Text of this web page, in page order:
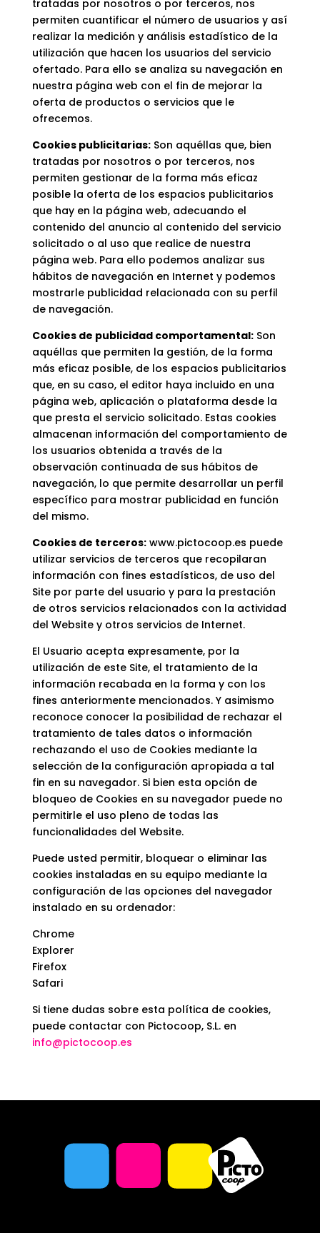
tratadas por nosotros o por terceros, nos
permiten cuantificar el número de usuarios y así
realizar la medición y análisis estadístico de la
utilización que hacen los usuarios del servicio
ofertado. Para ello se analiza su navegación en
nuestra página web con el fin de mejorar la
oferta de productos o servicios que le
ofrecemos.
Cookies publicitarias:Son aquéllas que, bien
tratadas por nosotros o por terceros, nos
permiten gestionar de la forma más eficaz
posible la oferta de los espacios publicitarios
que hay en la página web, adecuando el
contenido del anuncio al contenido del servicio
solicitado o al uso que realice de nuestra
página web. Para ello podemos analizar sus
hábitos de navegación en Internet y podemos
mostrarle publicidad relacionada con su perfil
de navegación.
Cookies de publicidad comportamental:Son
aquéllas que permiten la gestión, de la forma
más eficaz posible, de los espacios publicitarios
que, en su caso, el editor haya incluido en una
página web, aplicación o plataforma desde la
que presta el servicio solicitado. Estas cookies
almacenan información del comportamiento de
los usuarios obtenida a través de la
observación continuada de sus hábitos de
navegación, lo que permite desarrollar un perfil
específico para mostrar publicidad en función
del mismo.
Cookies de terceros:www.pictocoop.es puede
utilizar servicios de terceros que recopilaran
información con fines estadísticos, de uso del
Site por parte del usuario y para la prestación
de otros servicios relacionados con la actividad
del Website y otros servicios de Internet.
El Usuario acepta expresamente, por la
utilización de este Site, el tratamiento de la
información recabada en la forma y con los
fines anteriormente mencionados. Y asimismo
reconoce conocer la posibilidad de rechazar el
tratamiento de tales datos o información
rechazando el uso de Cookies mediante la
selección de la configuración apropiada a tal
fin en su navegador. Si bien esta opción de
bloqueo de Cookies en su navegador puede no
permitirle el uso pleno de todas las
funcionalidades del Website.
Puede usted permitir, bloquear o eliminar las
cookies instaladas en su equipo mediante la
configuración de las opciones del navegador
instalado en su ordenador:
Chrome
Explorer
Firefox
Safari
Si tiene dudas sobre esta política de cookies,
puede contactar con Pictocoop, S.L. en
info@pictocoop.es